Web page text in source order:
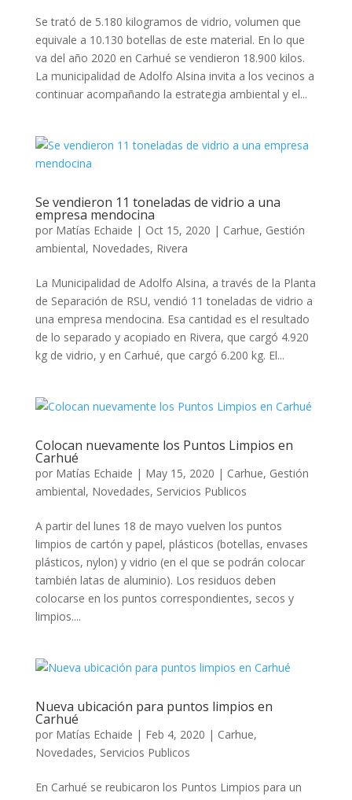
Se trató de 5.180 kilogramos de vidrio, volumen que
equivale a 10.130 botellas de este material. En lo que
va del año 2020 en Carhué se vendieron 18.900 kilos.
La municipalidad de Adolfo Alsina invita a los vecinos a
continuar acompañando la estrategia ambiental y el...
Se vendieron 11 toneladas de vidrio a una
empresa mendocina
por Matías Echaide | Oct 15, 2020 | Carhue, Gestión
ambiental, Novedades, Rivera
La Municipalidad de Adolfo Alsina, a través de la Planta
de Separación de RSU, vendió 11 toneladas de vidrio a
una empresa mendocina. Esa cantidad es el resultado
de lo separado y acopiado en Rivera, que cargó 4.920
kg de vidrio, y en Carhué, que cargó 6.200 kg. El...
Colocan nuevamente los Puntos Limpios en
Carhué
por Matías Echaide | May 15, 2020 | Carhue, Gestión
ambiental, Novedades, Servicios Publicos
A partir del lunes 18 de mayo vuelven los puntos
limpios de cartón y papel, plásticos (botellas, envases
plásticos, nylon) y vidrio (en el que se podrán colocar
también latas de aluminio). Los residuos deben
colocarse en los puntos correspondientes, secos y
limpios....
Nueva ubicación para puntos limpios en
Carhué
por Matías Echaide | Feb 4, 2020 | Carhue,
Novedades, Servicios Publicos
En Carhué se reubicaron los Puntos Limpios para un